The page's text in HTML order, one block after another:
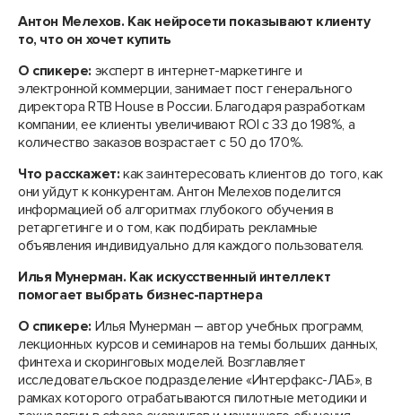
Антон Мелехов. Как нейросети показывают клиенту
то, что он хочет купить
О спикере: эксперт в интернет-маркетинге и
электронной коммерции, занимает пост генерального
директора RTB House в России. Благодаря разработкам
компании, ее клиенты увеличивают ROI с 33 до 198%, а
количество заказов возрастает с 50 до 170%.
Что расскажет: как заинтересовать клиентов до того, как
они уйдут к конкурентам. Антон Мелехов поделится
информацией об алгоритмах глубокого обучения в
ретаргетинге и о том, как подбирать рекламные
объявления индивидуально для каждого пользователя.
Илья Мунерман. Как искусственный интеллект
помогает выбрать бизнес-партнера
О спикере: Илья Мунерман – автор учебных программ,
лекционных курсов и семинаров на темы больших данных,
финтеха и скоринговых моделей. Возглавляет
исследовательское подразделение «Интерфакс-ЛАБ», в
рамках которого отрабатываются пилотные методики и